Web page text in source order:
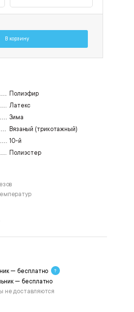
В корзину
Полиэфир
Латекс
Зима
Вязаный (трикотажный)
10-й
Полиэстер
— бесплатно
— бесплатно
не доставляются